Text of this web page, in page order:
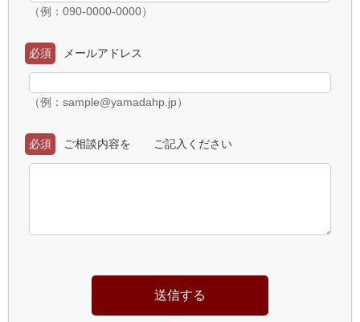
（例：090-0000-0000）
メールアドレス
必須
（例：sample@yamadahp.jp）
ご相談内容を ご記入ください
必須